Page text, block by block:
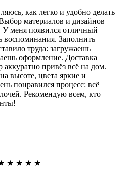
как легко и удобно делать
материалов и дизайнов
У меня появился отличный
воспоминания. Заполнить
труда: загружаешь
оформление. Доставка
аккуратно привёз всё на дом.
высоте, цвета яркие и
понравился процесс: всё
Рекомендую всем, кто
★ ★ ★ ★